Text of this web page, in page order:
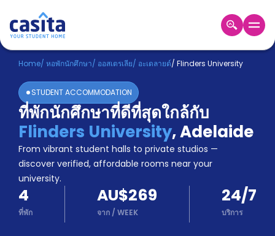
Home TH AUD
เข้าสู่
ระบบ
Booking
Accommodation
About
us
Blog
Refer
And
Earn
Become
Home/ หอพักนักศึกษา/ ออสเตรเลีย/ อะเดลายด์/ Flinders University
STUDENT ACCOMMODATION
ที่พักนักศึกษาที่ดีที่สุดใกล้กับ
Flinders University,Adelaide
From vibrant student halls to private studios —
discover verified, affordable rooms near your
university.
4
ที่พัก
AU$269
จาก / WEEK
24/7
บริการ